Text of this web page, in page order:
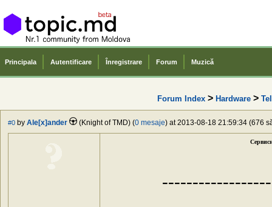
Principala Autentificare Înregistrare Forum Muzică
Forum Index> Hardware>
#0 by Ale[x]ander (Knight of TMD) (0 mesaje) at 2013-08-18 21:59:34 (676